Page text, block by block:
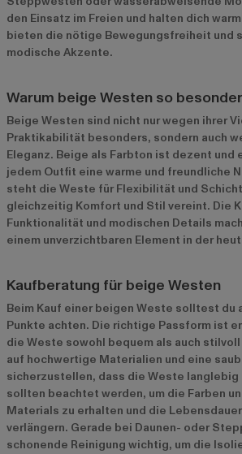
den Einsatz im Freien und halten dich
bieten die nötige Bewegungsfreiheit und
modische Akzente.
Warum beige Westen so
Beige Westen sind nicht nur wegen ihrer
Praktikabilität besonders, sondern auch
Eleganz. Beige als Farbton ist dezent und
jedem Outfit eine warme und freundliche
steht die Weste für Flexibilität und
gleichzeitig Komfort und Stil vereint. Die
Funktionalität und modischen Details
einem unverzichtbaren Element in der
Kaufberatung für beige Westen
Beim Kauf einer beigen Weste solltest du
Punkte achten. Die richtige Passform ist
die Weste sowohl bequem als auch
auf hochwertige Materialien und eine
sicherzustellen, dass die Weste
sollten beachtet werden, um die Farben
Materials zu erhalten und die
verlängern. Gerade bei Daunen- oder
schonende Reinigung wichtig, um die